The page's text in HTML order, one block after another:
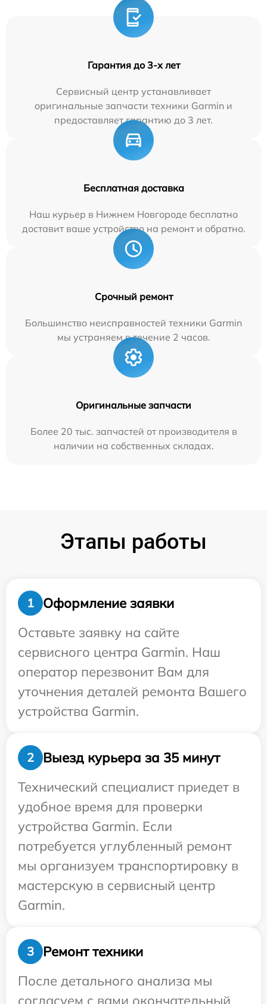
Гарантия до 3-х лет
Сервисный центр устанавливает
оригинальные запчасти техники Garmin и
предоставляет гарантию до 3 лет.
Бесплатная доставка
Наш курьер в Нижнем Новгороде бесплатно
доставит ваше устройство на ремонт и обратно.
Срочный ремонт
Большинство неисправностей техники Garmin
мы устраняем в течение 2 часов.
Оригинальные запчасти
Более 20 тыс. запчастей от производителя в
наличии на собственных складах.
Этапы работы
1
Оформление заявки
Оставьте заявку на сайте
сервисного центра Garmin. Наш
оператор перезвонит Вам для
уточнения деталей ремонта Вашего
устройства Garmin.
2
Выезд курьера за 35 минут
Технический специалист приедет в
удобное время для проверки
устройства Garmin. Если
потребуется углубленный ремонт
мы организуем транспортировку в
мастерскую в сервисный центр
Garmin.
3
Ремонт техники
После детального анализа мы
согласуем с вами окончательный